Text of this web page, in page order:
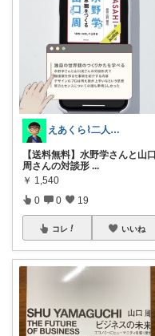
えあくら⌇二人暮らしのゆるミニマリスト
【送料無料】水野学さんと山口
周さんの対談形 ...
￥ 1,540
0 0 19
コレ いいね